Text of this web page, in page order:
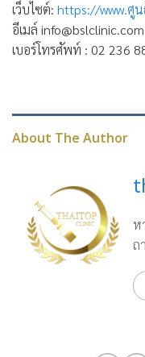
เว็บไซต์: https://www.ศูน
อีเมล์ info@bslclinic.com
เบอร์โทรศัพท์ : 02 236
About The Author
ห
ถ